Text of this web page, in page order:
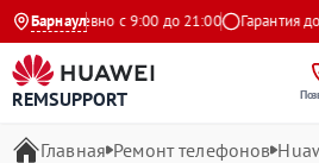
Барнаул
Ежедневно с 9:00 до 21:00 Гарантия до 1
REMSUPPORT
Главная Ремонт телефонов